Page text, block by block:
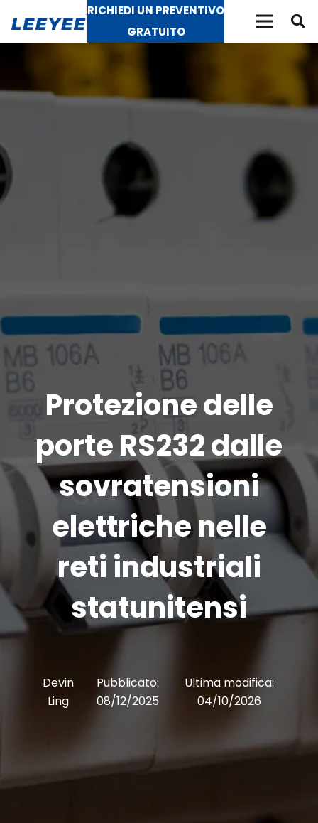
RICHIEDI UN PREVENTIVO
GRATUITO
Protezione delle
porte RS232 dalle
sovratensioni
elettriche nelle
reti industriali
statunitensi
Devin
Ling
Pubblicato:
08/12/2025
Ultima modifica:
04/10/2026